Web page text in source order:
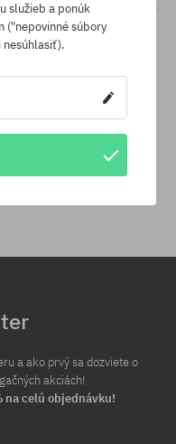
tovaru
a ako prvý sa dozviete o
akciách!
na celú objednávku!
služieb a ponúk
("nepovinné súbory
nesúhlasiť).